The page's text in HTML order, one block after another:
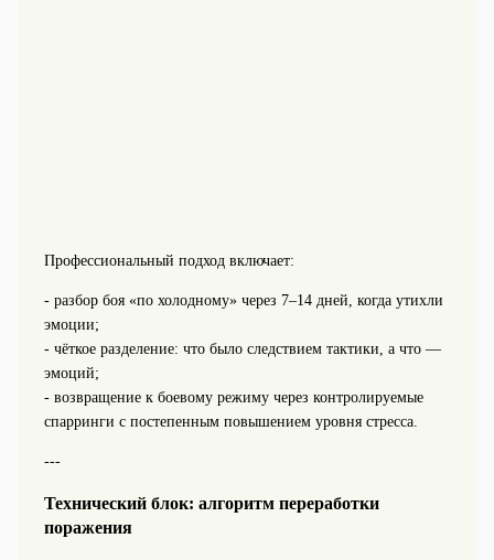
Профессиональный подход включает:
- разбор боя «по холодному» через 7–14 дней, когда утихли
эмоции;
- чёткое разделение: что было следствием тактики, а что —
эмоций;
- возвращение к боевому режиму через контролируемые
спарринги с постепенным повышением уровня стресса.
---
Технический блок: алгоритм переработки
поражения